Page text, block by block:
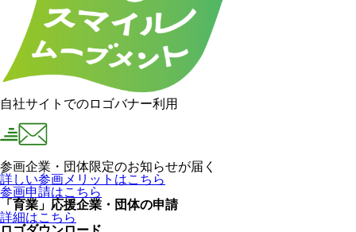
自社サイトでのロゴバナー利用
参画企業・団体限定のお知らせが届く
詳しい参画メリットはこちら
参画申請はこちら
「育業」応援企業・団体の申請
詳細はこちら